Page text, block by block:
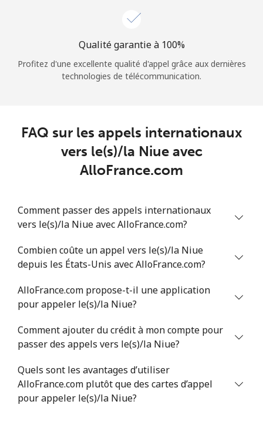
Qualité garantie à 100%
Profitez d'une excellente qualité d'appel grâce aux dernières
technologies de télécommunication.
FAQ sur les appels internationaux
vers le(s)/la Niue avec
AlloFrance.com
Comment passer des appels internationaux
vers le(s)/la Niue avec AlloFrance.com?
Combien coûte un appel vers le(s)/la Niue
depuis les États-Unis avec AlloFrance.com?
AlloFrance.com propose-t-il une application
pour appeler le(s)/la Niue?
Comment ajouter du crédit à mon compte pour
passer des appels vers le(s)/la Niue?
Quels sont les avantages d’utiliser
AlloFrance.com plutôt que des cartes d’appel
pour appeler le(s)/la Niue?